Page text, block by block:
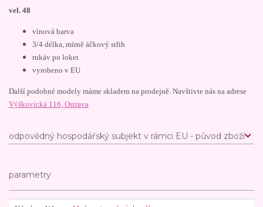
vel. 48
vínová barva
3/4 délka, mírně áčkový střih
rukáv po loket
vyrobeno v EU
Další podobné modely máme skladem na prodejně. Navštivte nás na adrese
Výškovická 116, Ostrava
odpovědný hospodářský subjekt v rámci EU - původ zboží
parametry